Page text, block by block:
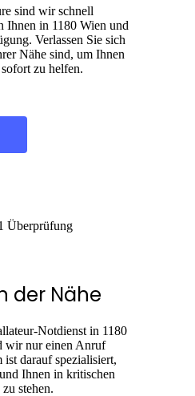
sind wir schnell
Ihnen in 1180 Wien und
Verlassen Sie sich
Nähe sind, um Ihnen
zu helfen.
der Nähe
Notdienst in 1180
wir nur einen Anruf
ist darauf spezialisiert,
Ihnen in kritischen
stehen.